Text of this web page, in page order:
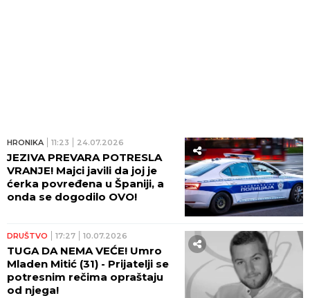
HRONIKA 11:23 24.07.2026
JEZIVA PREVARA POTRESLA
VRANJE! Majci javili da joj je
ćerka povređena u Španiji, a
onda se dogodilo OVO!
DRUŠTVO 17:27 10.07.2026
TUGA DA NEMA VEĆE! Umro
Mladen Mitić (31) - Prijatelji se
potresnim rečima opraštaju
od njega!